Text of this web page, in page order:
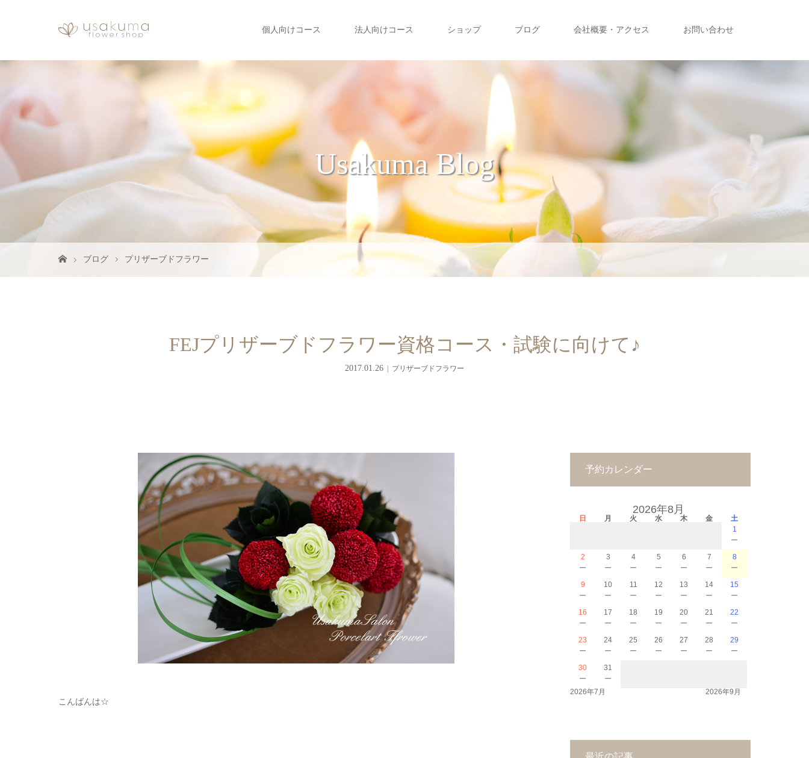
個人向けコース 法人向けコース ショップ ブログ 会社概要・アクセス お問い合わせ
Usakuma Blog
ブログ プリザーブドフラワー
FEJプリザーブドフラワー資格コース・試験に向けて♪
2017.01.26 プリザーブドフラワー
こんばんは☆
予約カレンダー
2026年8月
日 月 火 水 木 金
土
1
－
2
－
3
－
4
－
5
－
6
－
7
－
8
－
9
－
10
－
11
－
12
－
13
－
14
－
15
－
16
－
17
－
18
－
19
－
20
－
21
－
22
－
23
－
24
－
25
－
26
－
27
－
28
－
29
－
30
－
31
－
2026年7月 2026年9月